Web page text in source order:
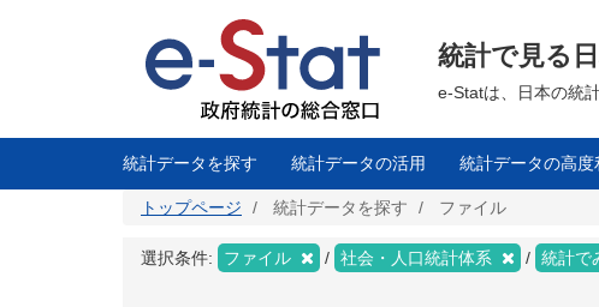
に
統計で見る
e-Statは、日本の統
統計データを探す 統計データの活用 統計データの高度
トップページ 統計データを探す ファイル
選択条件: ファイル 社会・人口統計体系 統計で